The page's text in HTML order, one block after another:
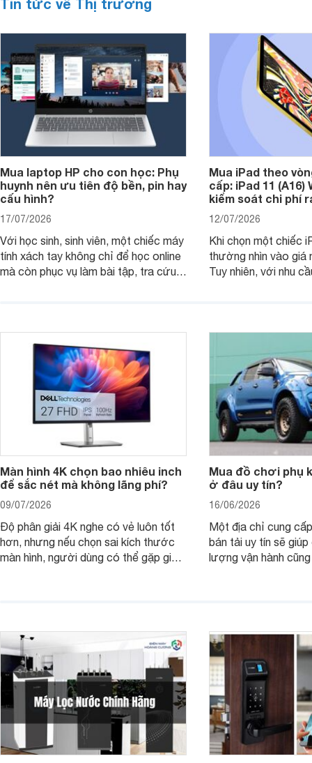
Tin tức về Thị trường
Mua laptop HP cho con học: Phụ
huynh nên ưu tiên độ bền, pin hay
cấu hình?
17/07/2026
Với học sinh, sinh viên, một chiếc máy
tính xách tay không chỉ để học online
mà còn phục vụ làm bài tập, tra cứu,
thay vì chỉ so sánh cấu hình trên giấy.
Mua iPad theo
cấp: iPad 11 (A16)
kiểm soát chi phí
12/07/2026
Khi chọn một chiếc
thường nhìn vào
Tuy nhiên, với nhu
không, dùng được
Màn hình 4K chọn bao nhiêu inch
để sắc nét mà không lãng phí?
09/07/2026
Độ phân giải 4K nghe có vẻ luôn tốt
hơn, nhưng nếu chọn sai kích thước
màn hình, người dùng có thể gặp giao
Mua đồ chơi phụ
ở đâu uy tín?
16/06/2026
Một địa chỉ cung
bán tải uy tín sẽ
lượng vận hành